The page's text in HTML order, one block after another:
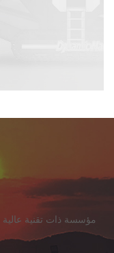
مؤسسة ذات تقنية عالية